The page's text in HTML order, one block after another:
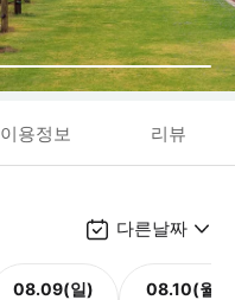
이용정보 리뷰
다른날짜
08.09(일) 08.10(월)